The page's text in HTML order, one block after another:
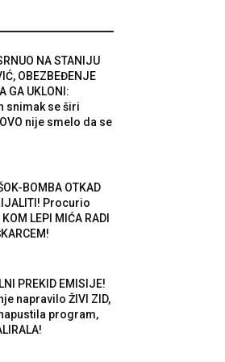
NA STANIJU
OBEZBEĐENJE
GA UKLONI:
snimak se širi
nije smelo da se
BOMBA OTKAD
Procurio
LEPI MIĆA RADI
PREKID EMISIJE!
napravilo ŽIVI ZID,
program,